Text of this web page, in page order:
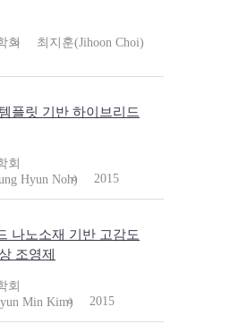
회
최지훈(Jihoon Choi)
플릿 기반 하이브리드
회
Hyun Noh)
2015
나노소재 기반 고감도
조영제
회
Min Kim)
2015